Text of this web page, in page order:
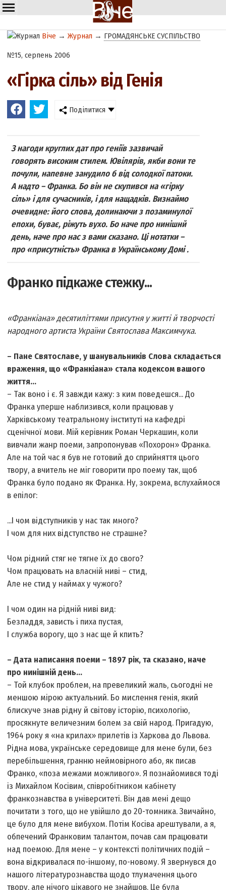
Віче →Журнал → ГРОМАДЯНСЬКЕ СУСПІЛЬСТВО
№15, серпень 2006
«Гірка сіль» від Генія
Поділитися
З нагоди круглих дат про геніїв зазвичай
говорять високим стилем. Ювілярів, якби вони те
почули, напевне занудило б від солодкої патоки.
А надто – Франка. Бо він не скупився на «гірку
сіль» і для сучасників, і для нащадків. Визнаймо
очевидне: його слова, долинаючи з позаминулої
епохи, буває, ріжуть вухо. Бо наче про нинішнй
день, наче про нас з вами сказано. Ці нотатки –
про «присутність» Франка в Українському Домі .
Франко підкаже стежку...
«Франкіана» десятиліттями присутня у житті й творчості
народного артиста України Святослава Максимчука.
– Пане Святославе, у шанувальників Слова складається
враження, що «Франкіана» стала кодексом вашого
життя...
– Так воно і є. Я завжди кажу: з ким поведешся... До
Франка уперше наблизився, коли працював у
Харківському театральному інституті на кафедрі
сценічної мови. Мій керівник Роман Черкашин, коли
вивчали жанр поеми, запропонував «Похорон» Франка.
Але на той час я був не готовий до сприйняття цього
твору, а вчитель не міг говорити про поему так, щоб
Франка було подано як Франка. Ну, зокрема, вслухаймося
в епілог:
...І чом відступників у нас так много?
І чом для них відступство не страшне?
Чом рідний стяг не тягне їх до свого?
Чом працювать на власній ниві – стид,
Але не стид у наймах у чужого?
І чом один на рідній ниві вид:
Безладдя, зависть і пиха пустая,
І служба ворогу, що з нас ще й кпить?
– Дата написання поеми – 1897 рік, та сказано, наче
про нинішній день...
– Той клубок проблем, на превеликий жаль, сьогодні не
меншою мірою актуальний. Бо мислення генія, який
блискуче знав рідну й світову історію, психологію,
просякнуте величезним болем за свій народ. Пригадую,
1964 року я «на крилах» прилетів із Харкова до Львова.
Рідна мова, українське середовище для мене були, без
перебільшення, гранню неймовірного або, як писав
Франко, «поза межами можливого». Я познайомився тоді
із Михайлом Косівим, співробітником кабінету
франкознавства в університеті. Він дав мені дещо
почитати з того, що не увійшло до 20-томника. Звичайно,
це було для мене вибухом. Потім Косіва арештували, а я,
обпечений Франковим талантом, почав сам працювати
над поемою. Для мене – у контексті політичних подій –
вона відкривалася по-іншому, по-новому. Я звернувся до
нашого літературознавства щодо тлумачення цього
твору, але нічого цікавого не знайшов. Це була